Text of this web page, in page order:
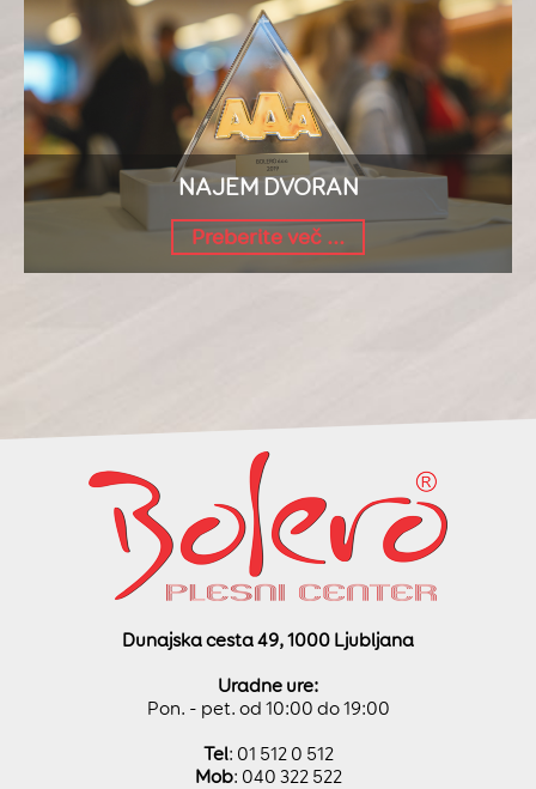
NAJEM DVORAN
Preberite več ...
Dunajska cesta 49, 1000 Ljubljana
Uradne ure:
Pon. - pet. od 10:00 do 19:00
Tel: 01 512 0 512
Mob: 040 322 522